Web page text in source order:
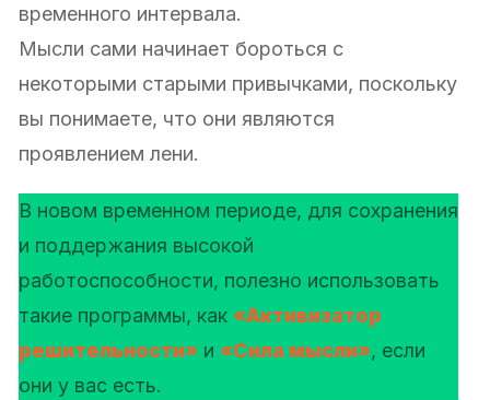
временного интервала.
Мысли сами начинает бороться с
некоторыми старыми привычками, поскольку
вы понимаете, что они являются
проявлением лени.
В новом временном периоде, для сохранения
и поддержания высокой
работоспособности, полезно использовать
такие программы, как «Активизатор
решительности» и «Сила мысли», если
они у вас есть.